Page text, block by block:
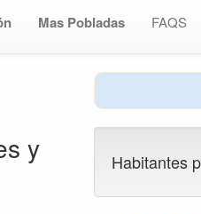
Mas Pobladas FAQS
y Habitantes